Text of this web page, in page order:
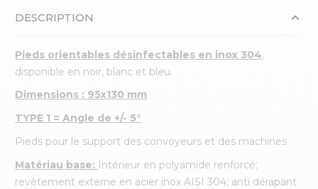
DESCRIPTION
Pieds orientables désinfectables en inox 304,
disponible en noir, blanc et bleu.
Dimensions : 95x130 mm
TYPE 1 = Angle de +/- 5°
Pieds pour le support des convoyeurs et des machines
Matériau base: Intérieur en polyamide renforcé;
revêtement externe en acier inox AISI 304; anti dérapant